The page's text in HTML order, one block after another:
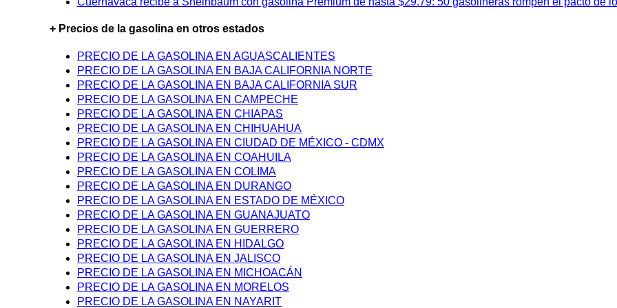
+ Precios de la gasolina en otros estados
PRECIO DE LA GASOLINA EN AGUASCALIENTES
PRECIO DE LA GASOLINA EN BAJA CALIFORNIA NORTE
PRECIO DE LA GASOLINA EN BAJA CALIFORNIA SUR
PRECIO DE LA GASOLINA EN CAMPECHE
PRECIO DE LA GASOLINA EN CHIAPAS
PRECIO DE LA GASOLINA EN CHIHUAHUA
PRECIO DE LA GASOLINA EN CIUDAD DE MÉXICO - CDMX
PRECIO DE LA GASOLINA EN COAHUILA
PRECIO DE LA GASOLINA EN COLIMA
PRECIO DE LA GASOLINA EN DURANGO
PRECIO DE LA GASOLINA EN ESTADO DE MÉXICO
PRECIO DE LA GASOLINA EN GUANAJUATO
PRECIO DE LA GASOLINA EN GUERRERO
PRECIO DE LA GASOLINA EN HIDALGO
PRECIO DE LA GASOLINA EN JALISCO
PRECIO DE LA GASOLINA EN MICHOACÁN
PRECIO DE LA GASOLINA EN MORELOS
PRECIO DE LA GASOLINA EN NAYARIT